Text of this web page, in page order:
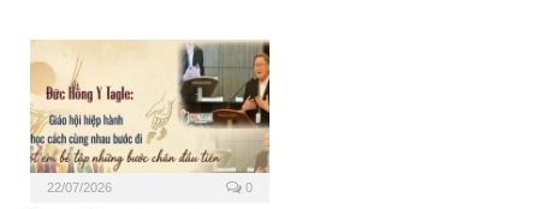
22/07/2026 0